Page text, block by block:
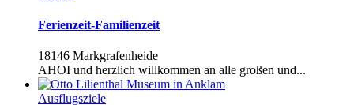
Ferienzeit-Familienzeit
18146 Markgrafenheide
AHOI und herzlich willkommen an alle großen und...
Ausflugsziele